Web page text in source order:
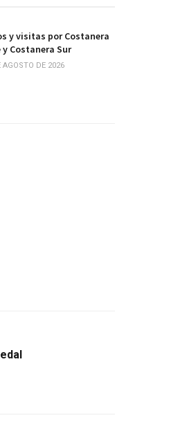
y visitas por Costanera
y Costanera Sur
DE 2026